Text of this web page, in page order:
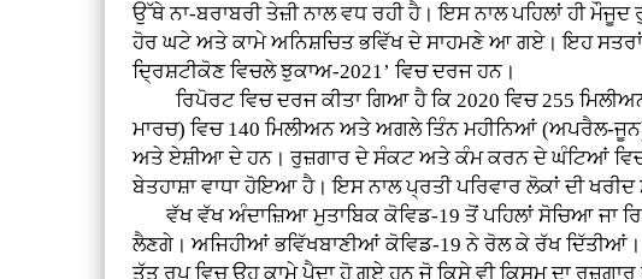
ਉੱਥੇ ਨਾ-ਬਰਾਬਰੀ ਤੇਜ਼ੀ ਨਾਲ ਵਧ ਰਹੀ ਹੈ। ਇਸ ਨਾਲ ਪਹਿਲਾਂ ਹੀ
ਹੋਰ ਘਟੇ ਅਤੇ ਕਾਮੇ ਅਨਿਸ਼ਚਿਤ ਭਵਿੱਖ ਦੇ ਸਾਹਮਣੇ ਆ ਗਏ। ਇਹ ਸਤਰਾਂ
ਦ੍ਰਿਸ਼ਟੀਕੋਣ ਵਿਚਲੇ ਝੁਕਾਅ-2021’ ਵਿਚ ਦਰਜ ਹਨ।
ਰਿਪੋਰਟ ਵਿਚ ਦਰਜ ਕੀਤਾ ਗਿਆ ਹੈ ਕਿ 2020 ਵਿਚ 255
ਮਾਰਚ) ਵਿਚ 140 ਮਿਲੀਅਨ ਅਤੇ ਅਗਲੇ ਤਿੰਨ ਮਹੀਨਿਆਂ (ਅਪਰੈਲ-
ਅਤੇ ਏਸ਼ੀਆ ਦੇ ਹਨ। ਰੁਜ਼ਗਾਰ ਦੇ ਸੰਕਟ ਅਤੇ ਕੰਮ ਕਰਨ ਦੇ ਘੰਟਿਆਂ ਵਿਚ
ਬੇਤਹਾਸ਼ਾ ਵਾਧਾ ਹੋਇਆ ਹੈ। ਇਸ ਨਾਲ ਪ੍ਰਤੀ ਪਰਿਵਾਰ ਲੋਕਾਂ ਦੀ
ਵੱਖ ਵੱਖ ਅੰਦਾਜ਼ਿਆ ਮੁਤਾਬਿਕ ਕੋਵਿਡ-19 ਤੋਂ ਪਹਿਲਾਂ ਸੋਚਿਆ ਜਾ
ਲੈਣਗੇ। ਅਜਿਹੀਆਂ ਭਵਿੱਖਬਾਣੀਆਂ ਕੋਵਿਡ-19 ਨੇ ਰੋਲ ਕੇ ਰੱਖ ਦਿੱਤੀਆਂ।
ਤੱਤ ਰੂਪ ਵਿਚ ਉਹ ਕਾਮੇ ਪੈਦਾ ਹੋ ਗਏ ਹਨ ਜੋ ਕਿਸੇ ਵੀ ਕਿਸਮ ਦਾ